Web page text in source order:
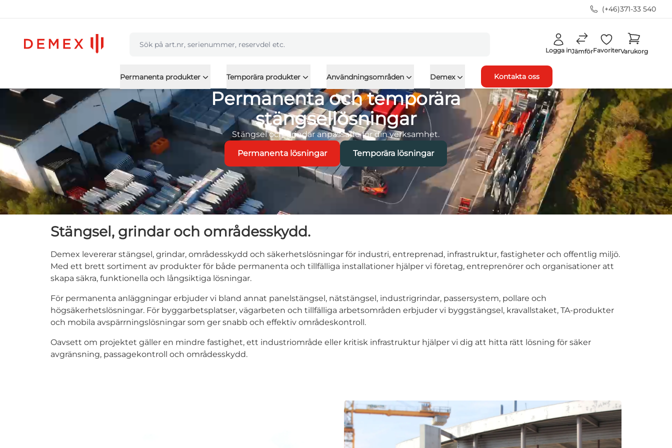
(+46)371-33 540
Logga inJämförFavoriterVarukorg
Permanenta produkter Temporära produkter Användningsområden Demex Kontakta oss
Permanenta och temporära
stängsellösningar
Stängsel och grindar anpassade för din verksamhet.
Permanenta lösningar
Temporära lösningar
Stängsel, grindar och områdesskydd.
Demex levererar stängsel, grindar, områdesskydd och säkerhetslösningar för industri, entreprenad, infrastruktur, fastigheter och offentlig miljö.
Med ett brett sortiment av produkter för både permanenta och tillfälliga installationer hjälper vi företag, entreprenörer och organisationer att
skapa säkra, funktionella och långsiktiga lösningar.
För permanenta anläggningar erbjuder vi bland annat panelstängsel, nätstängsel, industrigrindar, passersystem, pollare och
högsäkerhetslösningar. För byggarbetsplatser, vägarbeten och tillfälliga arbetsområden erbjuder vi byggstängsel, kravallstaket, TA-produkter
och mobila avspärrningslösningar som ger snabb och effektiv områdeskontroll.
Oavsett om projektet gäller en mindre fastighet, ett industriområde eller kritisk infrastruktur hjälper vi dig att hitta rätt lösning för säker
avgränsning, passagekontroll och områdesskydd.